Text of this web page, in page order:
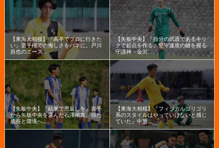
【東海大相模】『高卒でプロに行きた
い』選手権での悔しさをバネに。戸川
昌也のエース...
【矢板中央】『自分の武器であるキッ
クで起点を作る』堅守速攻の鍵を握る
守護神・金沢...
【矢板中央】『結果で恩返しを』岩手
から矢板中央を選んだ石澤侑真。得た
成長と環境へ...
【東海大相模】『フィジカルゴリゴリ
系のスタイルはやっていけないと感じ
ていた』中盤...